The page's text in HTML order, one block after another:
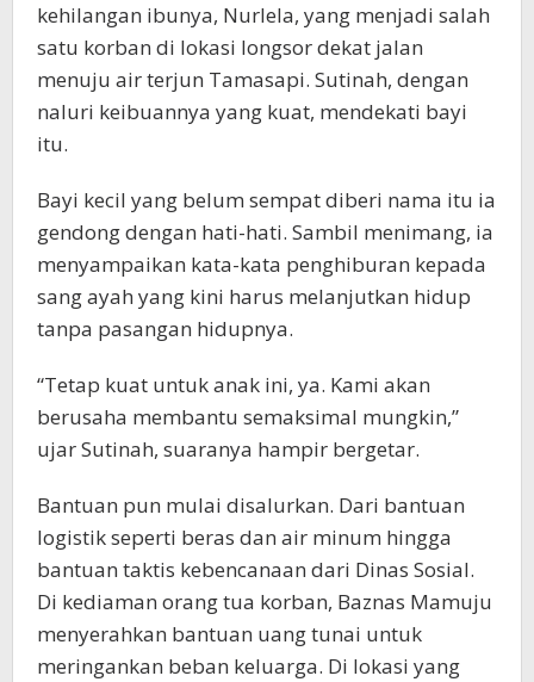
kehilangan ibunya, Nurlela, yang menjadi salah
satu korban di lokasi longsor dekat jalan
menuju air terjun Tamasapi. Sutinah, dengan
naluri keibuannya yang kuat, mendekati bayi
itu.
Bayi kecil yang belum sempat diberi nama itu ia
gendong dengan hati-hati. Sambil menimang, ia
menyampaikan kata-kata penghiburan kepada
sang ayah yang kini harus melanjutkan hidup
tanpa pasangan hidupnya.
“Tetap kuat untuk anak ini, ya. Kami akan
berusaha membantu semaksimal mungkin,”
ujar Sutinah, suaranya hampir bergetar.
Bantuan pun mulai disalurkan. Dari bantuan
logistik seperti beras dan air minum hingga
bantuan taktis kebencanaan dari Dinas Sosial.
Di kediaman orang tua korban, Baznas Mamuju
menyerahkan bantuan uang tunai untuk
meringankan beban keluarga. Di lokasi yang